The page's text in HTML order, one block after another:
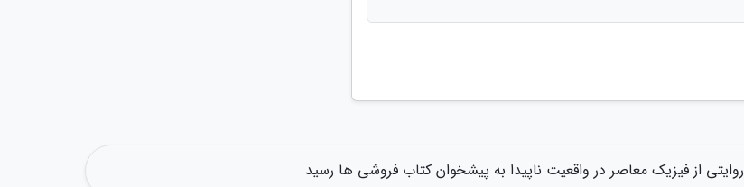
روایتی از فیزیک معاصر در واقعیت ناپیدا به پیشخوان کتاب فروشی ها رسید